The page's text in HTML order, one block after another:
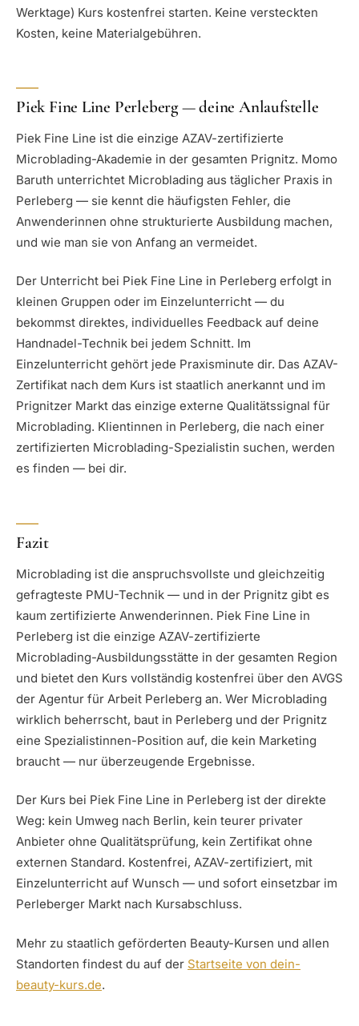
Werktage) Kurs kostenfrei starten. Keine versteckten
Kosten, keine Materialgebühren.
Piek Fine Line Perleberg — deine Anlaufstelle
Piek Fine Line ist die einzige AZAV-zertifizierte
Microblading-Akademie in der gesamten Prignitz. Momo
Baruth unterrichtet Microblading aus täglicher Praxis in
Perleberg — sie kennt die häufigsten Fehler, die
Anwenderinnen ohne strukturierte Ausbildung machen,
und wie man sie von Anfang an vermeidet.
Der Unterricht bei Piek Fine Line in Perleberg erfolgt in
kleinen Gruppen oder im Einzelunterricht — du
bekommst direktes, individuelles Feedback auf deine
Handnadel-Technik bei jedem Schnitt. Im
Einzelunterricht gehört jede Praxisminute dir. Das AZAV-
Zertifikat nach dem Kurs ist staatlich anerkannt und im
Prignitzer Markt das einzige externe Qualitätssignal für
Microblading. Klientinnen in Perleberg, die nach einer
zertifizierten Microblading-Spezialistin suchen, werden
es finden — bei dir.
Fazit
Microblading ist die anspruchsvollste und gleichzeitig
gefragteste PMU-Technik — und in der Prignitz gibt es
kaum zertifizierte Anwenderinnen. Piek Fine Line in
Perleberg ist die einzige AZAV-zertifizierte
Microblading-Ausbildungsstätte in der gesamten Region
und bietet den Kurs vollständig kostenfrei über den AVGS
der Agentur für Arbeit Perleberg an. Wer Microblading
wirklich beherrscht, baut in Perleberg und der Prignitz
eine Spezialistinnen-Position auf, die kein Marketing
braucht — nur überzeugende Ergebnisse.
Der Kurs bei Piek Fine Line in Perleberg ist der direkte
Weg: kein Umweg nach Berlin, kein teurer privater
Anbieter ohne Qualitätsprüfung, kein Zertifikat ohne
externen Standard. Kostenfrei, AZAV-zertifiziert, mit
Einzelunterricht auf Wunsch — und sofort einsetzbar im
Perleberger Markt nach Kursabschluss.
Mehr zu staatlich geförderten Beauty-Kursen und allen
Standorten findest du auf der Startseite von dein-
beauty-kurs.de.